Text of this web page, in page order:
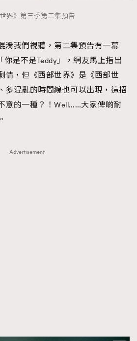
世界》第三季第二集預告
淆我們視聽，第二集預告有一幕
你是不是Teddy」，網友馬上指出
情，但《西部世界》是《西部世
多混亂的時間線也可以出現，這招
意的一種？！Well……大家俾啲耐
Advertisement